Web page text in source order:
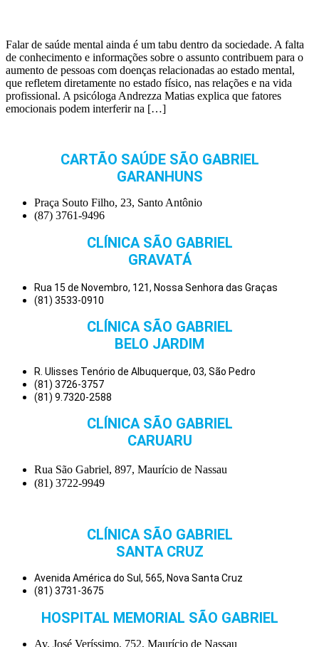
Falar de saúde mental ainda é um tabu dentro da sociedade. A falta
de conhecimento e informações sobre o assunto contribuem para o
aumento de pessoas com doenças relacionadas ao estado mental,
que refletem diretamente no estado físico, nas relações e na vida
profissional. A psicóloga Andrezza Matias explica que fatores
emocionais podem interferir na […]
CARTÃO SAÚDE SÃO GABRIEL
GARANHUNS
Praça Souto Filho, 23, Santo Antônio
(87) 3761-9496
CLÍNICA SÃO GABRIEL
GRAVATÁ
Rua 15 de Novembro, 121, Nossa Senhora das Graças
(81) 3533-0910
CLÍNICA SÃO GABRIEL
BELO JARDIM
R. Ulisses Tenório de Albuquerque, 03, São Pedro
(81) 3726-3757
(81) 9.7320-2588
CLÍNICA SÃO GABRIEL
CARUARU
Rua São Gabriel, 897, Maurício de Nassau
(81) 3722-9949
CLÍNICA SÃO GABRIEL
SANTA CRUZ
Avenida América do Sul, 565, Nova Santa Cruz
(81) 3731-3675
HOSPITAL MEMORIAL SÃO GABRIEL
Av. José Veríssimo, 752, Maurício de Nassau